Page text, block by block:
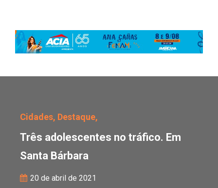
Cidades, Destaque,
Três adolescentes no tráfico. Em
Santa Bárbara
20 de abril de 2021